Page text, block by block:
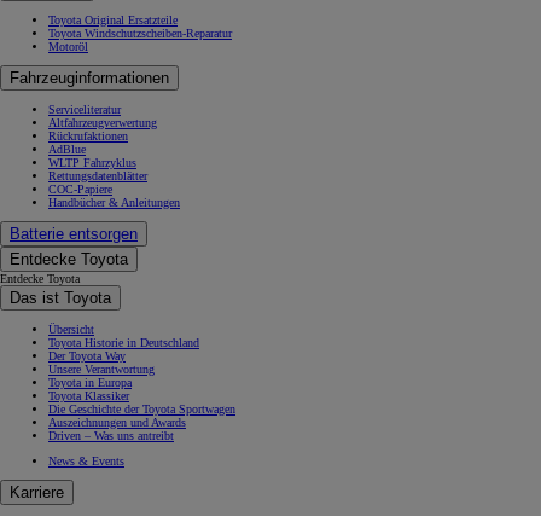
Toyota Original Ersatzteile
Toyota Windschutzscheiben-Reparatur
Motoröl
Fahrzeuginformationen
Serviceliteratur
Altfahrzeugverwertung
Rückrufaktionen
AdBlue
WLTP Fahrzyklus
Rettungsdatenblätter
COC-Papiere
Handbücher & Anleitungen
Batterie entsorgen
Entdecke Toyota
Entdecke Toyota
Das ist Toyota
Übersicht
Toyota Historie in Deutschland
Der Toyota Way
Unsere Verantwortung
Toyota in Europa
Toyota Klassiker
Die Geschichte der Toyota Sportwagen
Auszeichnungen und Awards
Driven – Was uns antreibt
News & Events
Karriere